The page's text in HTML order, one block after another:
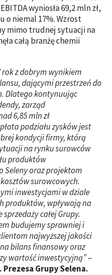
wyniosła 69,2 mln zł,
o niemal 17%. Wzrost
mimo trudnej sytuacji na
całą branżę chemii
rok z dobrym wynikiem
dającymi przestrzeń do
Dlatego kontynuując
zarząd
6,85 mln zł
podziału zysków jest
kondycji firmy, którą
na rynku surowców
produktów
Seleny oraz projektom
surowcowych.
inwestycjami w dziale
produktów, wpływają na
całej Grupy.
budujemy sprawniej i
najwyższej jakości
bilans finansowy oraz
wartość inwestycyjną”–
Grupy Selena.